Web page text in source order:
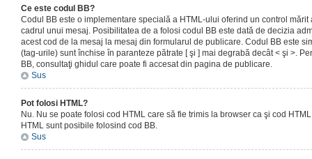
Ce este codul BB?
Codul BB este o implementare specială a HTML-ului oferind un control
cadrul unui mesaj. Posibilitatea de a folosi codul BB este dată de decizia
acest cod de la mesaj la mesaj din formularul de publicare. Codul BB este
(tag-urile) sunt închise în paranteze pătrate [ şi ] mai degrabă decât < şi >.
BB, consultaţi ghidul care poate fi accesat din pagina de publicare.
Sus
Pot folosi HTML?
Nu. Nu se poate folosi cod HTML care să fie trimis la browser ca şi cod
HTML sunt posibile folosind cod BB.
Sus